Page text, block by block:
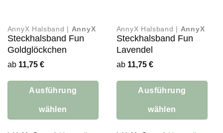
AnnyX Halsband | AnnyX
Steckhalsband Fun
Goldglöckchen
ab 11,75 €
Ausführung
wählen
AnnyX Halsband | AnnyX
Steckhalsband Fun
Lavendel
ab 11,75 €
Ausführung
wählen